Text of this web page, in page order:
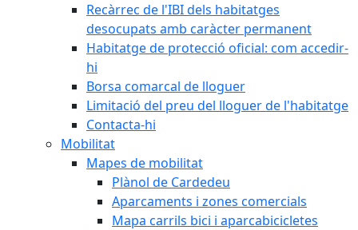
Recàrrec de l'IBI dels habitatges
desocupats amb caràcter permanent
Habitatge de protecció oficial: com accedir-
hi
Borsa comarcal de lloguer
Limitació del preu del lloguer de l'habitatge
Contacta-hi
Mobilitat
Mapes de mobilitat
Plànol de Cardedeu
Aparcaments i zones comercials
Mapa carrils bici i aparcabicicletes